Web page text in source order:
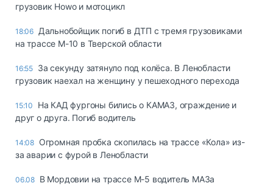
грузовик Howo и мотоцикл
18:06 Дальнобойщик погиб в ДТП с тремя грузовиками
на трассе М-10 в Тверской области
16:55 За секунду затянуло под колёса. В Ленобласти
грузовик наехал на женщину у пешеходного перехода
15:10
На КАД фургоны бились о КАМАЗ, ограждение и
друг о друга. Погиб водитель
14:08 Огромная пробка скопилась на трассе «Кола» из-
за аварии с фурой в Ленобласти
06.08 В Мордовии на трассе М-5 водитель МАЗа